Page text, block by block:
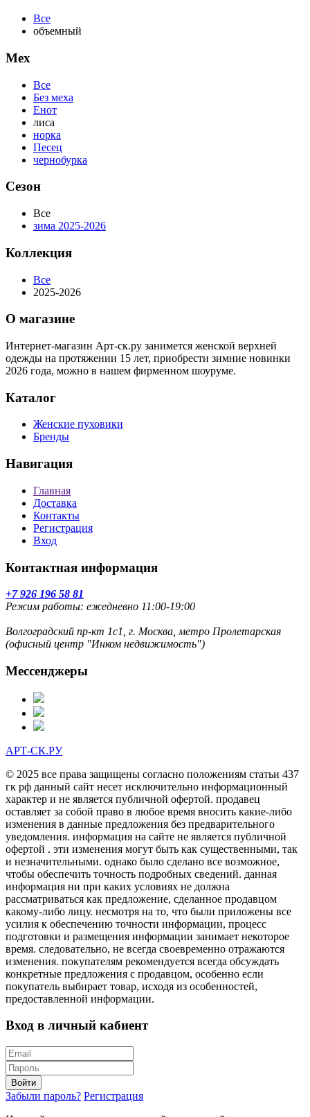
Все
объемный
Мех
Все
Без меха
Енот
лиса
норка
Песец
чернобурка
Сезон
Все
зима 2025-2026
Коллекция
Все
2025-2026
О магазине
Интернет-магазин Арт-ск.ру занимется женской верхней
одежды на протяжении 15 лет, приобрести зимние новинки
2026 года, можно в нашем фирменном шоуруме.
Каталог
Женские пуховики
Бренды
Навигация
Главная
Доставка
Контакты
Регистрация
Вход
Контактная информация
+7 926 196 58 81
Режим работы: ежедневно 11:00-19:00
Волгоградский пр-кт 1с1, г. Москва, метро Пролетарская
(офисный центр "Инком недвижимость")
Мессенджеры
АРТ-СК.РУ
© 2025 все права защищены согласно положениям статьи 437
гк рф данный сайт несет исключительно информационный
характер и не является публичной офертой. продавец
оставляет за собой право в любое время вносить какие-либо
изменения в данные предложения без предварительного
уведомления. информация на сайте не является публичной
офертой . эти изменения могут быть как существенными, так
и незначительными. однако было сделано все возможное,
чтобы обеспечить точность подробных сведений. данная
информация ни при каких условиях не должна
рассматриваться как предложение, сделанное продавцом
какому-либо лицу. несмотря на то, что были приложены все
усилия к обеспечению точности информации, процесс
подготовки и размещения информации занимает некоторое
время. следовательно, не всегда своевременно отражаются
изменения. покупателям рекомендуется всегда обсуждать
конкретные предложения с продавцом, особенно если
покупатель выбирает товар, исходя из особенностей,
предоставленной информации.
Вход в личный кабиент
Войти
Забыли пароль? Регистрация